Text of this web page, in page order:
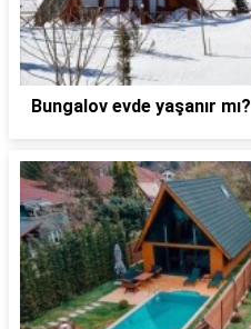
Bungalov evde yaşanır mı?